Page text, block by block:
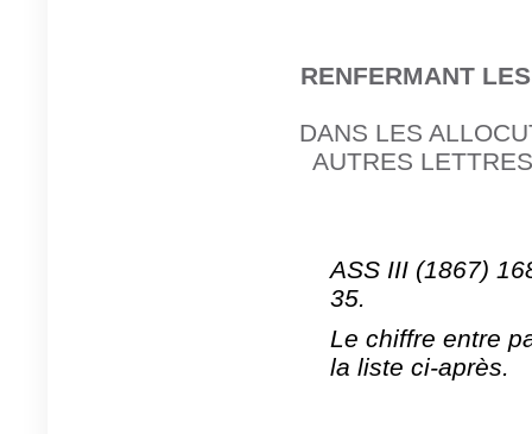
RENFERMANT
DANS LES
AUTRES
ASS III (1867)
35.
Le chiffre entre
la liste ci-après.